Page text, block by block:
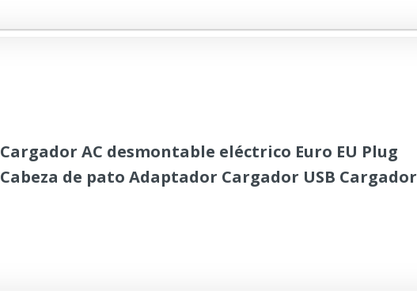
Cargador AC desmontable eléctrico Euro EU Plug
Cabeza de pato Adaptador Cargador USB Cargador